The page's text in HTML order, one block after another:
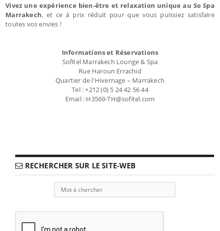
Vivez une expérience bien-être et relaxation unique au So Spa
Marrakech, et ce à prix réduit pour que vous puissiez satisfaire
toutes vos envies !
Informations et Réservations
Sofitel Marrakech Lounge & Spa
Rue Haroun Errachid
Quartier de l'Hivernage – Marrakech
Tel : +212 (0) 5 24 42 56 44
Email : H3569-TH@sofitel.com
RECHERCHER SUR LE SITE-WEB